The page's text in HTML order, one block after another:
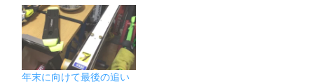
年末に向けて最後の追い